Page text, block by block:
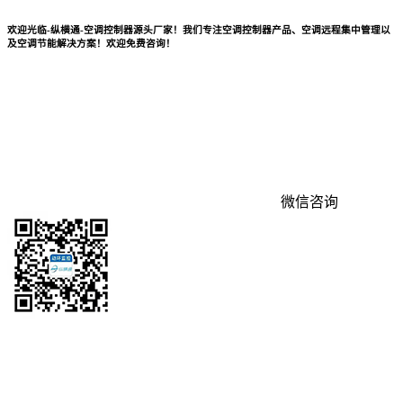
欢迎光临-纵横通-空调控制器源头厂家！我们专注空调控制器产品、空调远程集中管理以
及空调节能解决方案！欢迎免费咨询！
微信咨询